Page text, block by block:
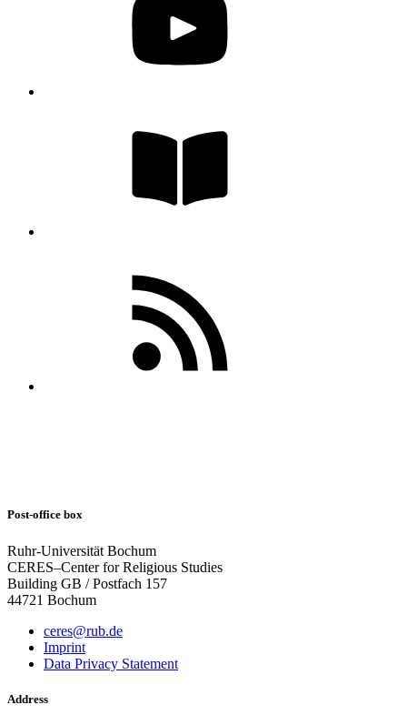
Post-office box
Ruhr-Universität Bochum
CERES–Center for Religious Studies
Building GB / Postfach 157
44721 Bochum
ceres@rub.de
Imprint
Data Privacy Statement
Address